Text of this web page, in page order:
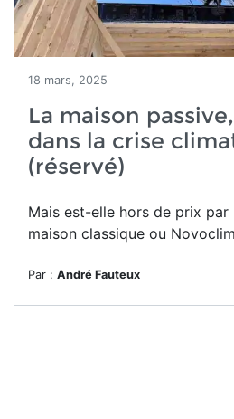
18 mars, 2025
La maison
dans la crise
(réservé)
Mais est-elle hors de prix
maison classique ou
Par : André Fauteux